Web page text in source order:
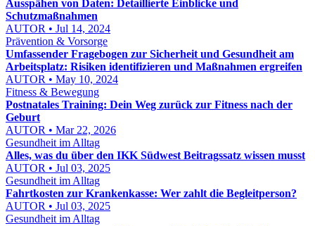
Ausspähen von Daten: Detaillierte Einblicke und
Schutzmaßnahmen
AUTOR • Jul 14, 2024
Prävention & Vorsorge
Umfassender Fragebogen zur Sicherheit und Gesundheit am
Arbeitsplatz: Risiken identifizieren und Maßnahmen ergreifen
AUTOR • May 10, 2024
Fitness & Bewegung
Postnatales Training: Dein Weg zurück zur Fitness nach der
Geburt
AUTOR • Mar 22, 2026
Gesundheit im Alltag
Alles, was du über den IKK Südwest Beitragssatz wissen musst
AUTOR • Jul 03, 2025
Gesundheit im Alltag
Fahrtkosten zur Krankenkasse: Wer zahlt die Begleitperson?
AUTOR • Jul 03, 2025
Gesundheit im Alltag